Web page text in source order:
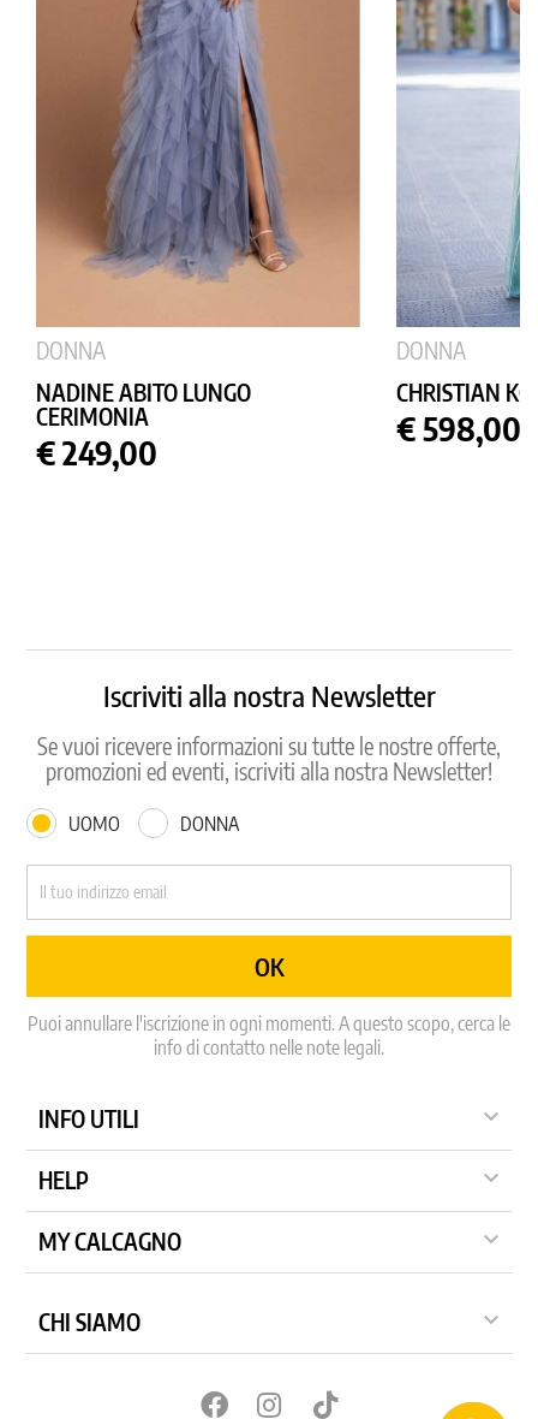
DONNA
NADINE ABITO LUNGO
CERIMONIA
Prezzo
€ 249,00
DONNA
CHRISTIAN
Prezzo
€ 598,00
Iscriviti alla nostra Newsletter
Se vuoi ricevere informazioni su tutte le nostre offerte,
promozioni ed eventi, iscriviti alla nostra Newsletter!
UOMO DONNA
Puoi annullare l'iscrizione in ogni momenti. A questo scopo, cerca le
info di contatto nelle note legali.
INFO UTILI 
HELP 
MY CALCAGNO 
CHI SIAMO 